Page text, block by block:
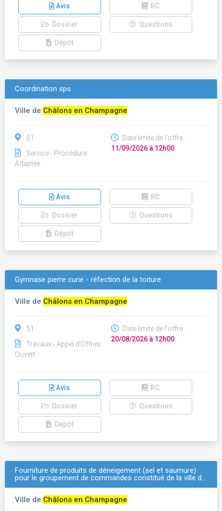
Avis RC
Dossier Questions
Dépôt
Coordination sps
Ville de Châlons en Champagne
51
Service - Procédure
Adaptée
Date limite de l'offre :
11/09/2026 à 12h00
Avis RC
Dossier Questions
Dépôt
Gymnase pierre curie - réfection de la toiture
Ville de Châlons en Champagne
51
Travaux - Appel d'Offres
Ouvert
Date limite de l'offre :
20/08/2026 à 12h00
Avis RC
Dossier Questions
Dépôt
Fourniture de produits de déneigement (sel et saumure)
pour le groupement de commandes constitué de la ville d…
Ville de Châlons en Champagne